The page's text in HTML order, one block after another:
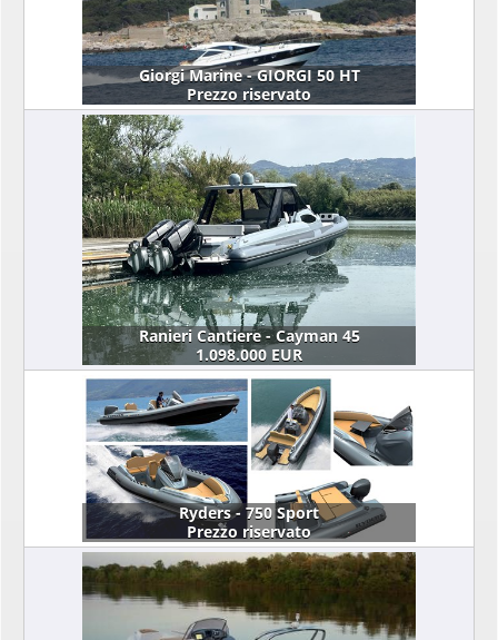
Giorgi Marine - GIORGI 50 HT
Prezzo riservato
Ranieri Cantiere - Cayman 45
1.098.000 EUR
Ryders - 750 Sport
Prezzo riservato